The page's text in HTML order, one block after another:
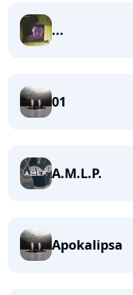
...
01
A.M.L.P.
Apokalipsa